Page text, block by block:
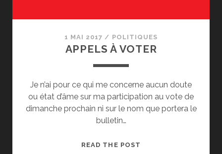
1 MAI 2017 / POLITIQUES
APPELS À VOTER
Je n’ai pour ce qui me concerne aucun doute
ou état d’âme sur ma participation au vote de
dimanche prochain ni sur le nom que portera le
bulletin…
READ THE POST